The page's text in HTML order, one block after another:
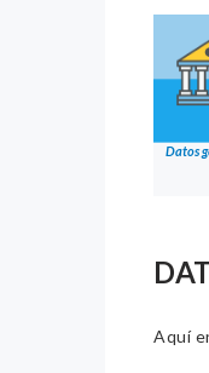
Datos
Aquí